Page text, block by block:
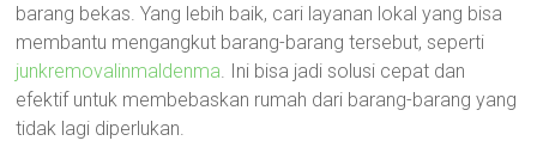
barang bekas. Yang lebih baik, cari layanan lokal yang bisa
membantu mengangkut barang-barang tersebut, seperti
junkremovalinmaldenma. Ini bisa jadi solusi cepat dan
efektif untuk membebaskan rumah dari barang-barang yang
tidak lagi diperlukan.